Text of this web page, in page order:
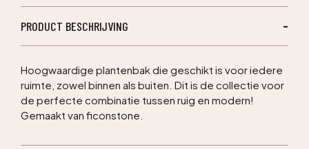
Washed
aantal
PRODUCT BESCHRIJVING
Hoogwaardige plantenbak die geschikt is voor iedere
ruimte, zowel binnen als buiten. Dit is de collectie voor
de perfecte combinatie tussen ruig en modern!
Gemaakt van ficonstone.